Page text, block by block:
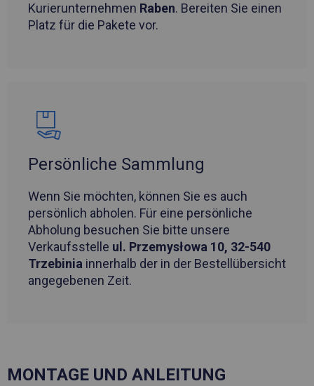
Kurierunternehmen Raben. Bereiten Sie einen
Platz für die Pakete vor.
Persönliche Sammlung
Wenn Sie möchten, können Sie es auch
persönlich abholen. Für eine persönliche
Abholung besuchen Sie bitte unsere
Verkaufsstelle ul. Przemysłowa 10, 32-540
Trzebinia innerhalb der in der Bestellübersicht
angegebenen Zeit.
MONTAGE UND ANLEITUNG